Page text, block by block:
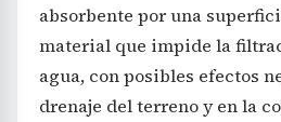
absorbente por una
material que impide la
agua, con posibles efectos
drenaje del terreno y en la